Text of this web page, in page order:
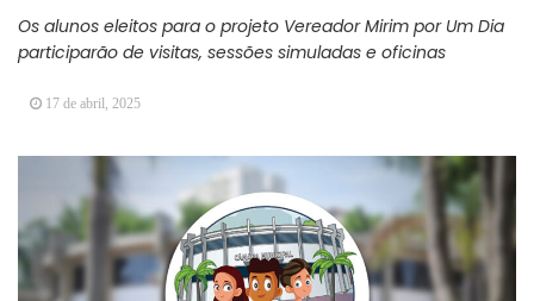
Vereadores Mirins iniciam jornada no Legislativo
com participação em Sessão Simulada
CONDEMAT+ e Sesc Mogi das Cruzes
Os alunos eleitos para o projeto Vereador Mirim por Um Dia
participarão de visitas, sessões simuladas e oficinas
17 de abril, 2025